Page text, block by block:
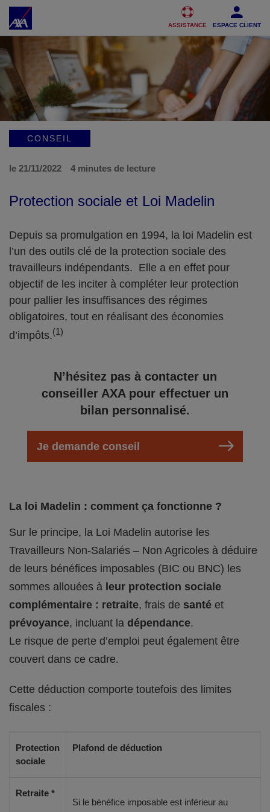
Accéder au Contenu Accéder au Pied de page
ASSISTANCE ESPACE CLIENT
CONSEIL
le 21/11/2022 4 minutes de lecture
Protection sociale et Loi Madelin
Depuis sa promulgation en 1994, la loi Madelin est
l’un des outils clé de la protection sociale des
travailleurs indépendants. Elle a en effet pour
objectif de les inciter à compléter leur protection
pour pallier les insuffisances des régimes
obligatoires, tout en réalisant des économies
d’impôts.(1)
N’hésitez pas à contacter un
conseiller AXA pour effectuer un
bilan personnalisé.
Je demande conseil
La loi Madelin : comment ça fonctionne ?
Sur le principe, la Loi Madelin autorise les
Travailleurs Non-Salariés – Non Agricoles à déduire
de leurs bénéfices imposables (BIC ou BNC) les
sommes allouées à leur protection sociale
complémentaire : retraite, frais de santé et
prévoyance, incluant la dépendance.
Le risque de perte d’emploi peut également être
couvert dans ce cadre.
Cette déduction comporte toutefois des limites
fiscales :
Protection
sociale
Plafond de déduction
Retraite *
Si le bénéfice imposable est inférieur au